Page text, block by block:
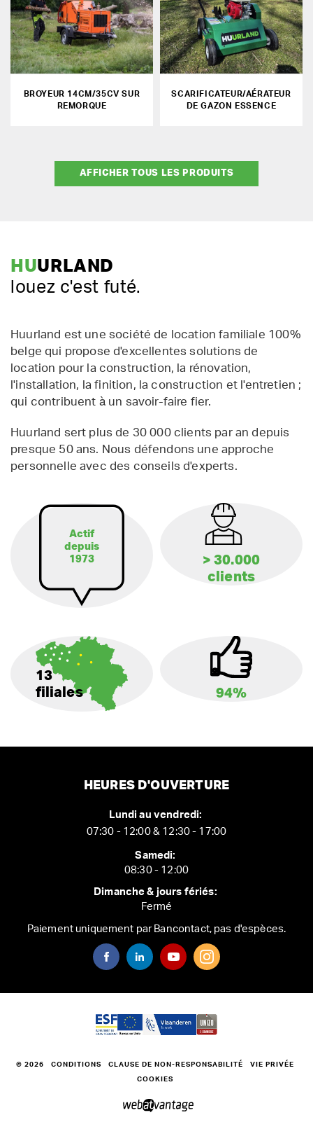
BROYEUR 14CM/35CV SUR
REMORQUE
SCARIFICATEUR/AÉRATEUR
DE GAZON ESSENCE
AFFICHER TOUS LES PRODUITS
HUURLAND
louez c'est futé.
Huurland est une société de location familiale 100%
belge qui propose d'excellentes solutions de
location pour la construction, la rénovation,
l'installation, la finition, la construction et l'entretien ;
qui contribuent à un savoir-faire fier.
Huurland sert plus de 30 000 clients par an depuis
presque 50 ans. Nous défendons une approche
personnelle avec des conseils d'experts.
Actif
depuis
1973
> 30.000
clients
13
filiales
94%
HEURES D'OUVERTURE
Lundi au vendredi:
07:30 - 12:00 & 12:30 - 17:00
Samedi:
08:30 - 12:00
Dimanche & jours fériés:
Fermé
Paiement uniquement par Bancontact, pas d'espèces.
© 2026 CONDITIONS CLAUSE DE NON-RESPONSABILITÉ VIE PRIVÉE
COOKIES